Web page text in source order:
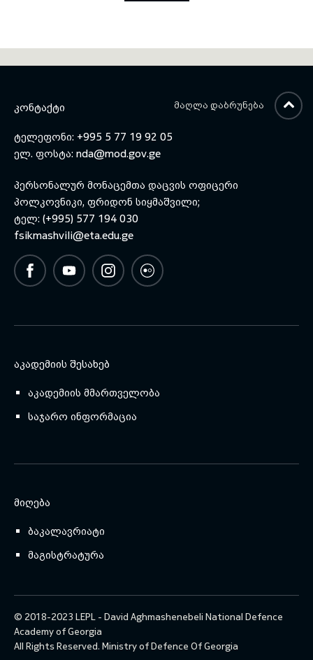
ᲙᲝᲜᲢᲐᲥᲢᲘ
ტელეფონი: +995 5 77 19 92 05
ელ. ფოსტა: nda@mod.gov.ge
პერსონალურ მონაცემთა დაცვის ოფიცერი
პოლკოვნიკი, ფრიდონ სიყმაშვილი;
ტელ: (+995) 577 194 030
fsikmashvili@eta.edu.ge
ᲐᲙᲐᲓᲔᲛᲘᲘᲡ ᲨᲔᲡᲐᲮᲔᲑ
აკადემიის მმართველობა
საჯარო ინფორმაცია
ᲛᲘᲦᲔᲑᲐ
ბაკალავრიატი
მაგისტრატურა
© 2018-2023 LEPL - David Aghmashenebeli National Defence
Academy of Georgia
All Rights Reserved. Ministry of Defence Of Georgia
ᲛᲐᲦᲚᲐ ᲓᲐᲑᲠᲣᲜᲔᲑᲐ